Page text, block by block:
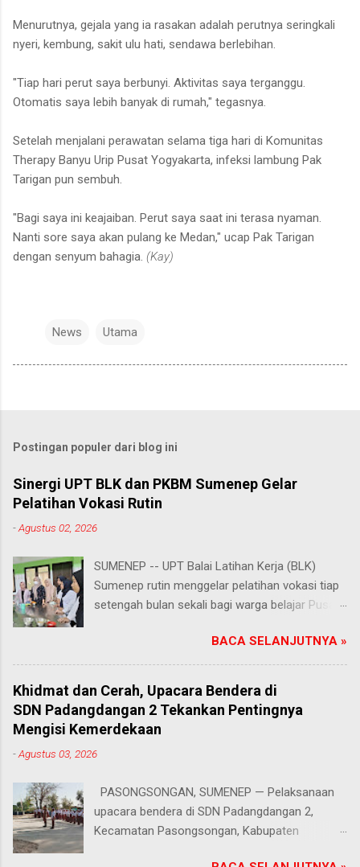
Menurutnya, gejala yang ia rasakan adalah perutnya seringkali
nyeri, kembung, sakit ulu hati, sendawa berlebihan.
"Tiap hari perut saya berbunyi. Aktivitas saya terganggu.
Otomatis saya lebih banyak di rumah," tegasnya.
Setelah menjalani perawatan selama tiga hari di Komunitas
Therapy Banyu Urip Pusat Yogyakarta, infeksi lambung Pak
Tarigan pun sembuh.
"Bagi saya ini keajaiban. Perut saya saat ini terasa nyaman.
Nanti sore saya akan pulang ke Medan," ucap Pak Tarigan
dengan senyum bahagia. (Kay)
News Utama
Postingan populer dari blog ini
Sinergi UPT BLK dan PKBM Sumenep Gelar
Pelatihan Vokasi Rutin
-Agustus 02, 2026
SUMENEP -- UPT Balai Latihan Kerja (BLK)
Sumenep rutin menggelar pelatihan vokasi tiap
setengah bulan sekali bagi warga belajar Pusat
Kabupaten Sumenep. Ahad (2/8/2026).
Program ini menawarkan berbagai pilihan
keterampilan, mulai dari pembuatan roti dan kue
hingga kejuruan lainnya yang bebas dipilih
peserta sesuai bakat dan minat masing-
para peserta. Salah satunya Juhairiyah, peserta
Kecamatan Guluk-Guluk. "Saya sangat senang
bisa mengikuti pelatihan ini. Selain menambah
wawasan dan keterampilan baru, saya juga bisa
BACA SELANJUTNYA »
Khidmat dan Cerah, Upacara Bendera di
SDN Padangdangan 2 Tekankan Pentingnya
Mengisi Kemerdekaan
-Agustus 03, 2026
PASONGSONGAN, SUMENEP — Pelaksanaan
upacara bendera di SDN Padangdangan 2,
Kecamatan Pasongsongan, Kabupaten